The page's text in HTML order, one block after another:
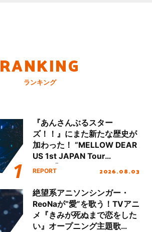
RANKING
ランキング
『あんさんぶるスター
ズ！！』にまた新たな歴史が
加わった！ “MELLOW DEAR
US 1st JAPAN Tour
Final「NICE to meet YOU
ート!!
REPORT 2026.08.03
絶望系アニソンシンガー・
ReoNaが“愛”を歌う！TVアニ
メ『きみが死ぬまで恋をした
い』オープニング主題歌